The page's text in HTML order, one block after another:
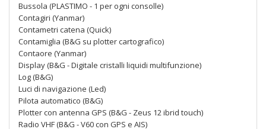
Bussola (PLASTIMO - 1 per ogni consolle)
Contagiri (Yanmar)
Contametri catena (Quick)
Contamiglia (B&G su plotter cartografico)
Contaore (Yanmar)
Display (B&G - Digitale cristalli liquidi multifunzione)
Log (B&G)
Luci di navigazione (Led)
Pilota automatico (B&G)
Plotter con antenna GPS (B&G - Zeus 12 ibrid touch)
Radio VHF (B&G - V60 con GPS e AIS)